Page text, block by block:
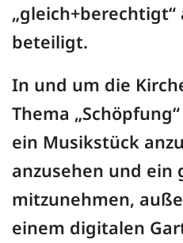
„gleich+berechtigt“
beteiligt.
In und um die
Thema
ein Musikstück
anzusehen und ein
mitzunehmen,
einem digitalen